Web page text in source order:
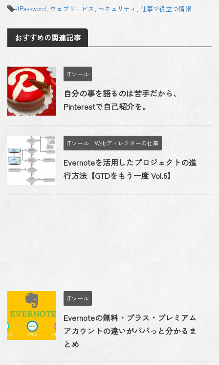
-1Password, ウェブサービス, セキュリティ , 仕事で役立つ情報
おすすめの関連記事
ITツール
自分の事を語るのは苦手だから、
Pinterestで自己紹介を。
ITツール Webディレクターの仕事
Evernoteを活用したプロジェクトの進
行方法【GTDをもう一度 Vol.6】
ITツール
Evernoteの無料・プラス・プレミアム
アカウントの違いがパパっと分かるま
とめ